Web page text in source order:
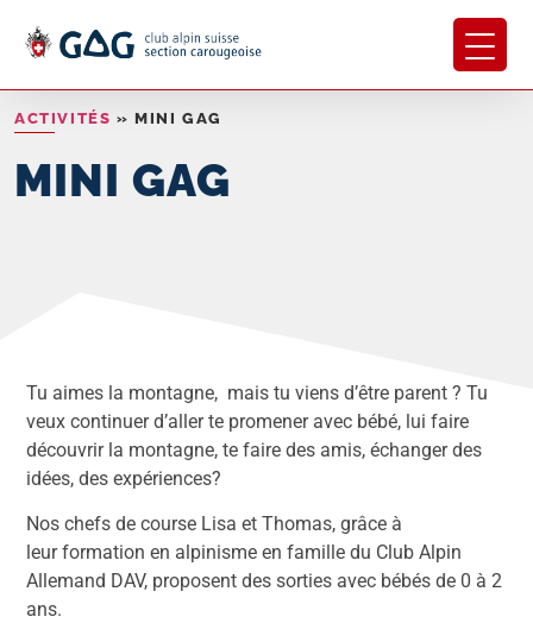
ACTIVITÉS » MINI GAG
MINI GAG
Tu aimes la montagne, mais tu viens d’être parent ? Tu
veux continuer d’aller te promener avec bébé, lui faire
découvrir la montagne, te faire des amis, échanger des
idées, des expériences?
Nos chefs de course Lisa et Thomas, grâce à
leur formation en alpinisme en famille du Club Alpin
Allemand DAV, proposent des sorties avec bébés de 0 à 2
ans.